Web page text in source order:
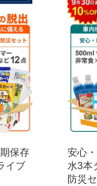
保存
イブ
安心
水3本
防災